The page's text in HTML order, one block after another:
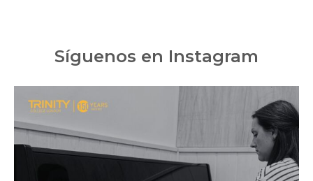
Síguenos en Instagram